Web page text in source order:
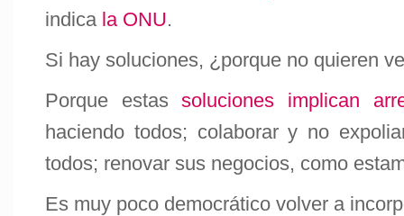
indica la ONU.
Si hay soluciones, ¿porque no quieren
Porque estassoluciones implican
haciendo todos; colaborar y no
todos; renovar sus negocios, como
Es muy poco democrático volver a